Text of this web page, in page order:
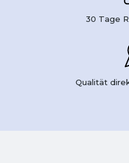
30 Tage
Qualität